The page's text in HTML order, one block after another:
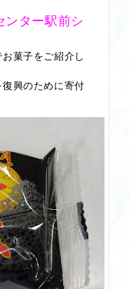
ンター駅前シ
菓子をご紹介し
興のために寄付